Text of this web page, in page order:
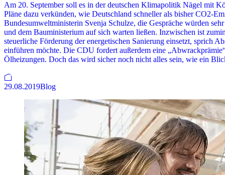
Am 20. September soll es in der deutschen Klimapolitik Nägel mit
Pläne dazu verkünden, wie Deutschland schneller als bisher CO2-
Bundesumweltministerin Svenja Schulze, die Gespräche würden
und dem Bauministerium auf sich warten ließen. Inzwischen ist
steuerliche Förderung der energetischen Sanierung einsetzt, sprich
einführen möchte. Die CDU fordert außerdem eine
Ölheizungen. Doch das wird sicher noch nicht alles sein, wie ein
29.08.2019Blog